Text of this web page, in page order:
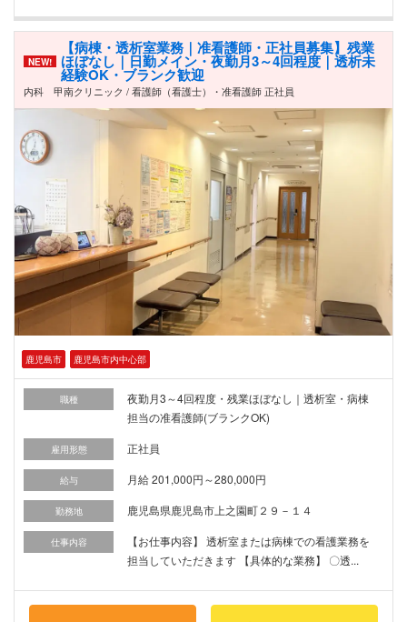
NEW!
【病棟・透析室業務｜准看護師・正社員募集】残業
ほぼなし｜日勤メイン・夜勤月3～4回程度｜透析未
経験OK・ブランク歓迎
内科 甲南クリニック / 看護師（看護士）・准看護師 正社員
鹿児島市 鹿児島市内中心部
職種
夜勤月3～4回程度・残業ほぼなし｜透析室・病棟
担当の准看護師(ブランクOK)
雇用形態 正社員
給与 月給 201,000円～280,000円
勤務地 鹿児島県鹿児島市上之園町２９－１４
仕事内容
【お仕事内容】 透析室または病棟での看護業務を
担当していただきます 【具体的な業務】 〇透...